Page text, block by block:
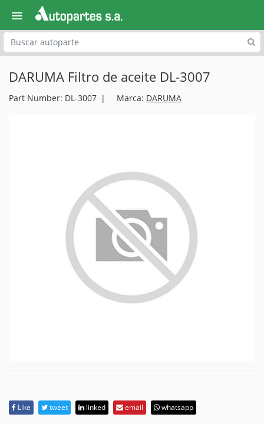
Explora
DARUMA Filtro de aceite DL-3007
Part Number: DL-3007 Marca: DARUMA
Like tweet linked email whatsapp